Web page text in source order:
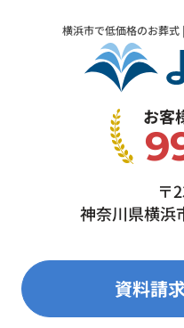
横浜市で低価格のお葬式
お客
〒
神奈川県横浜
資料請